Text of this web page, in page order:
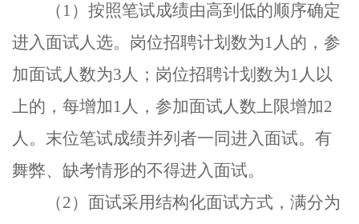
（ 1 ）按照笔试成绩由高到低的顺序确定
进入面试人选。岗位招聘计划数为1 人的，参
加面试人数为3人；岗位招聘计划数为1 人以
上的，每增加1 人，参加面试人数上限增加2
人。末位笔试成绩并列者一同进入面试。有
舞弊、缺考情形的不得进入面试。
（2）面试采用结构化面试方式，满分为